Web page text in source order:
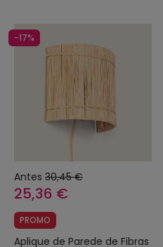
-17%
Antes 30,45 €
25,36 €
PROMO
Aplique de Parede de Fibras